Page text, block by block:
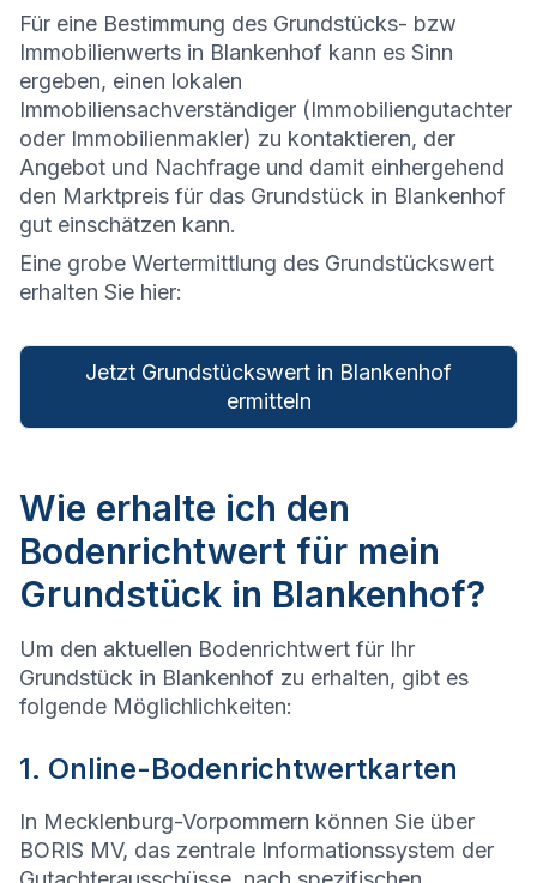
Für eine Bestimmung des Grundstücks- bzw
Immobilienwerts in Blankenhof kann es Sinn
ergeben, einen lokalen
Immobiliensachverständiger (Immobiliengutachter
oder Immobilienmakler) zu kontaktieren, der
Angebot und Nachfrage und damit einhergehend
den Marktpreis für das Grundstück in Blankenhof
gut einschätzen kann.
Eine grobe Wertermittlung des Grundstückswert
erhalten Sie hier:
Jetzt Grundstückswert in Blankenhof
ermitteln
Wie erhalte ich den
Bodenrichtwert für mein
Grundstück in Blankenhof?
Um den aktuellen Bodenrichtwert für Ihr
Grundstück in Blankenhof zu erhalten, gibt es
folgende Möglichlichkeiten:
1. Online-Bodenrichtwertkarten
In Mecklenburg-Vorpommern können Sie über
BORIS MV, das zentrale Informationssystem der